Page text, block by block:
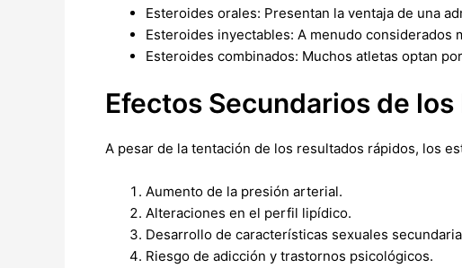
Esteroides orales: Presentan la ventaja de una
Esteroides inyectables: A menudo considerados
Esteroides combinados: Muchos atletas optan
Efectos Secundarios de
A pesar de la tentación de los resultados rápidos, los
Aumento de la presión arterial.
Alteraciones en el perfil lipídico.
Desarrollo de características sexuales
Riesgo de adicción y trastornos psicológicos.